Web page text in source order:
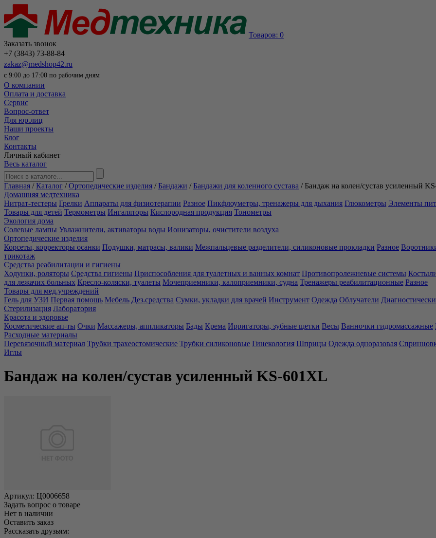
Товаров: 0
Заказать звонок
+7 (3843) 73-88-84
zakaz@medshop42.ru
с 9:00 до 17:00 по рабочим дням
О компании
Оплата и доставка
Сервис
Вопрос-ответ
Для юр.лиц
Наши проекты
Блог
Контакты
Личный кабинет
Весь каталог
Главная /Каталог /Ортопедические изделия / Бандажи / Бандажи для коленного сустава / Бандаж на колен/сустав усиленный
Домашняя медтехника
Нитрат-тестеры Грелки Аппараты для физиотерапии Разное Пикфлоуметры, тренажеры для дыхания Глюкометры Элементы
Товары для детей Термометры Ингаляторы Кислородная продукция Тонометры
Экология дома
Солевые лампы Увлажнители, активаторы воды Ионизаторы, очистители воздуха
Ортопедические изделия
Корсеты, корректоры осанки Подушки, матрасы, валики Межпальцевые разделители, силиконовые прокладки Разное
трикотаж
Средства реабилитации и гигиены
Ходунки, роляторы Средства гигиены Приспособления для туалетных и ванных комнат Противопролежневые системы
для лежачих больных Кресло-коляски, туалеты Мочеприемники, калоприемники, судна Тренажеры реабилитационные Разное
Товары для мед.учреждений
Гель для УЗИ Первая помощь Мебель Дез.средства Сумки, укладки для врачей Инструмент Одежда Облучатели
Стерилизация Лаборатория
Красота и здоровье
Косметические ап-ты Очки Массажеры, аппликаторы Бады Крема Ирригаторы, зубные щетки Весы Ванночки гидромассажные
Расходные материалы
Перевязочный материал Трубки трахеостомические Трубки силиконовые Гинекология Шприцы Одежда одноразовая
Иглы
Бандаж на колен/сустав усиленный KS-601XL
Артикул: Ц0006658
Задать вопрос о товаре
Нет в наличии
Оставить заказ
Рассказать друзьям: